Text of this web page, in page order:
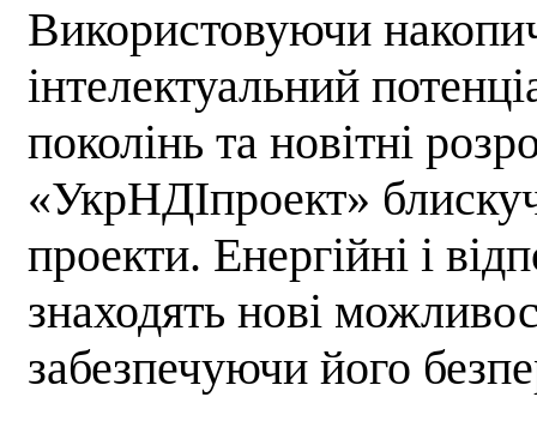
Використовуючи
інтелектуальний
поколінь та новітні
«УкрНДІпроект»
проекти. Енергійні і
знаходять нові
забезпечуючи його